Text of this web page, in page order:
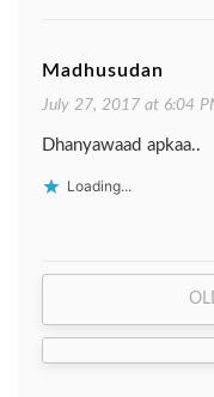
Madhusudan
July 27, 2017 at 6:04
Dhanyawaad apkaa..
Loading...